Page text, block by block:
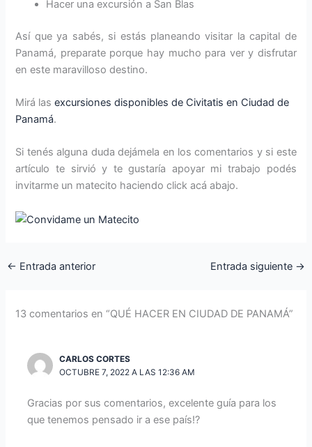
Hacer una excursión a San Blas
Así que ya sabés, si estás planeando visitar la capital de
Panamá, preparate porque hay mucho para ver y disfrutar
en este maravilloso destino.
Mirá lasexcursiones disponibles de Civitatis en Ciudad de
Panamá.
Si tenés alguna duda dejámela en los comentarios y si este
artículo te sirvió y te gustaría apoyar mi trabajo podés
invitarme un matecito haciendo click acá abajo.
← Entrada anterior Entrada siguiente →
13 comentarios en “QUÉ HACER EN CIUDAD DE PANAMÁ”
CARLOS CORTES
OCTUBRE 7, 2022 A LAS 12:36 AM
Gracias por sus comentarios, excelente guía para los
que tenemos pensado ir a ese país!?